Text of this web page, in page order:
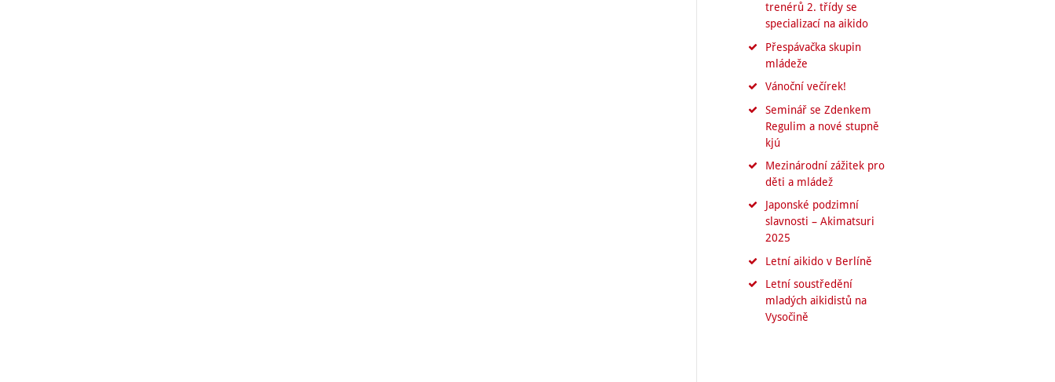
trenérů 2. třídy se
specializací na aikido
Přespávačka skupin
mládeže
Vánoční večírek!
Seminář se Zdenkem
Regulim a nové stupně
kjú
Mezinárodní zážitek pro
děti a mládež
Japonské podzimní
slavnosti – Akimatsuri
2025
Letní aikido v Berlíně
Letní soustředění
mladých aikidistů na
Vysočině